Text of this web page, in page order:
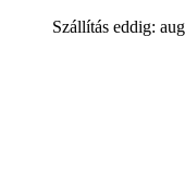
Szállítás eddig: